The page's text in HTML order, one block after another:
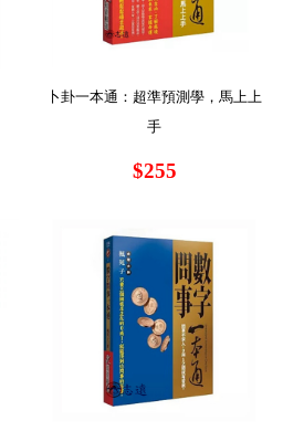
卜卦一本通：超準預測學，馬上上
手
$255